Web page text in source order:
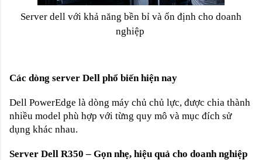
Server dell với khả năng bền bỉ và ổn định cho doanh
nghiệp
Các dòng server Dell phổ biến hiện nay
Dell PowerEdge là dòng máy chủ chủ lực, được chia thành
nhiều model phù hợp với từng quy mô và mục đích sử
dụng khác nhau.
Server Dell R350 – Gọn nhẹ, hiệu quả cho doanh nghiệp